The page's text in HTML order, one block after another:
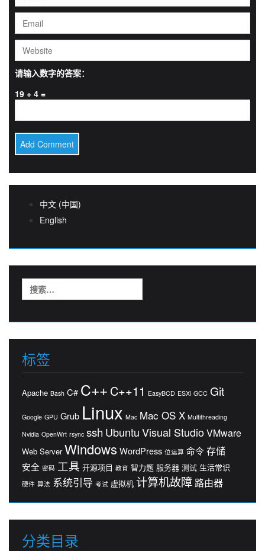
请输入数字的答案：
19 + 4 =
中文 (中国)
English
索：
标签
Apache Bash C# C++ C++11 EasyBCD ESXi GCC Git
Google GPU Grub Linux Mac Mac OS X Multithreading
Nvidia OpenWrt rsync ssh UbuntuVisual StudioVMware
Web Server Windows WordPress 位运算 命令 存储
安全 密码 工具 开源项目 教育 智力题 服务器 测试 生活常识
硬件 算法 系统引导 考试 虚拟机 计算机故障 路由器
分类目录